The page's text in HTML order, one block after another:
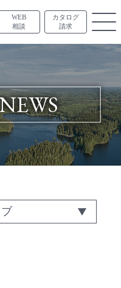
WEB
相談
カタログ
請求